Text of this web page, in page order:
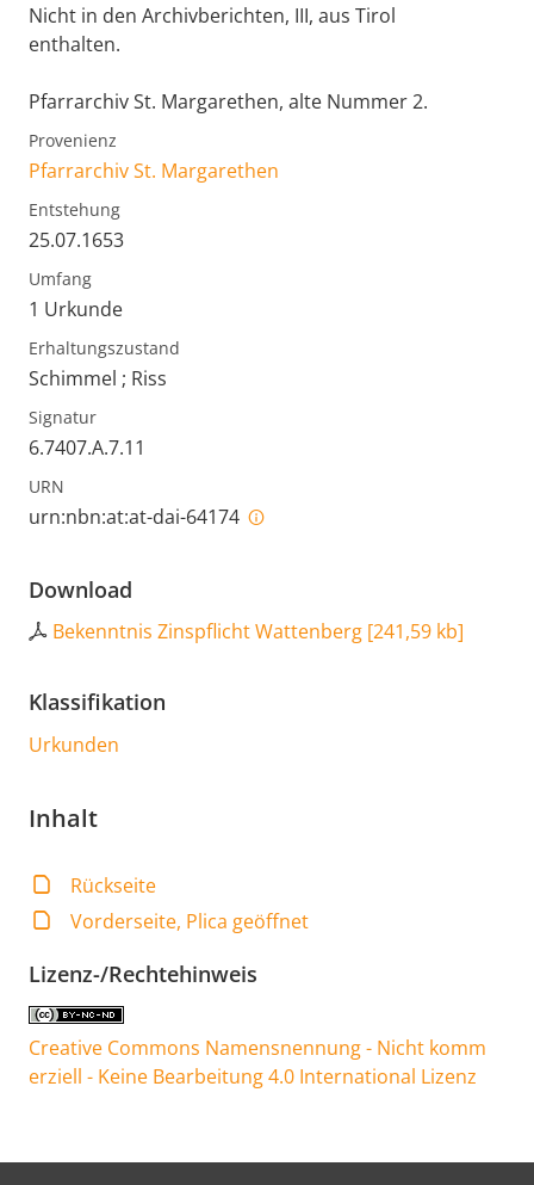
Nicht in den Archivberichten, III, aus Tirol
enthalten.
Pfarrarchiv St. Margarethen, alte Nummer 2.
Provenienz
Pfarrarchiv St. Margarethen
Entstehung
25.07.1653
Umfang
1 Urkunde
Erhaltungszustand
Schimmel ; Riss
Signatur
6.7407.A.7.11
URN
urn:nbn:at:at-dai-64174
Download
Bekenntnis Zinspflicht Wattenberg [241,59 kb]
Klassifikation
Urkunden
Inhalt
Rückseite
Vorderseite, Plica geöffnet
Lizenz-/Rechtehinweis
Creative Commons Namensnennung - Nicht komm
erziell - Keine Bearbeitung 4.0 International Lizenz